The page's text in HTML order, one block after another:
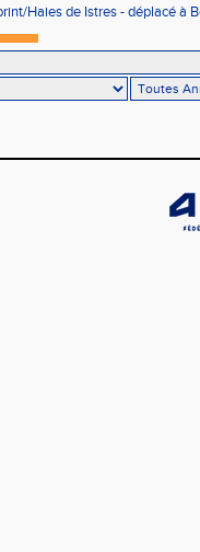
Haies de Istres - déplacé à